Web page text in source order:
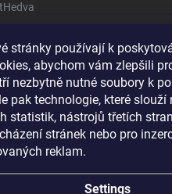
stránky používají k
abychom vám zlepšili
nezbytně nutné soubory k
pak technologie, které slouží
statistik, nástrojů třetích
stránek nebo pro
reklam.
Settings
channel/
. All rights
settings